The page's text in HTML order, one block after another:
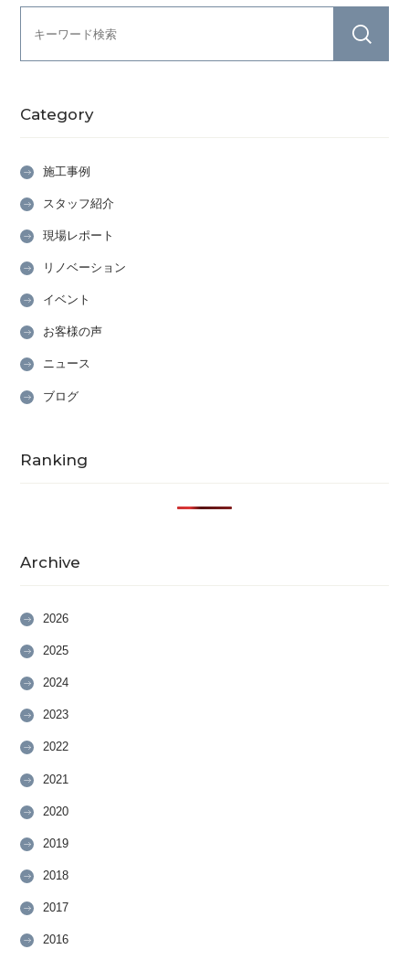
Category
施工事例
スタッフ紹介
現場レポート
リノベーション
イベント
お客様の声
ニュース
ブログ
Ranking
Archive
2026
2025
2024
2023
2022
2021
2020
2019
2018
2017
2016